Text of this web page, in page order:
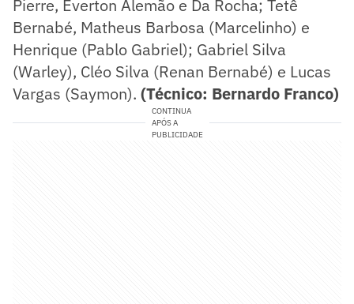
Pierre, Éverton Alemão e Da Rocha; Tetê
Bernabé, Matheus Barbosa (Marcelinho) e
Henrique (Pablo Gabriel); Gabriel Silva
(Warley), Cléo Silva (Renan Bernabé) e Lucas
Vargas (Saymon). (Técnico: Bernardo Franco)
CONTINUA
APÓS A
PUBLICIDADE